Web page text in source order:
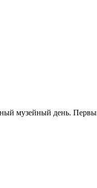
музейный день.